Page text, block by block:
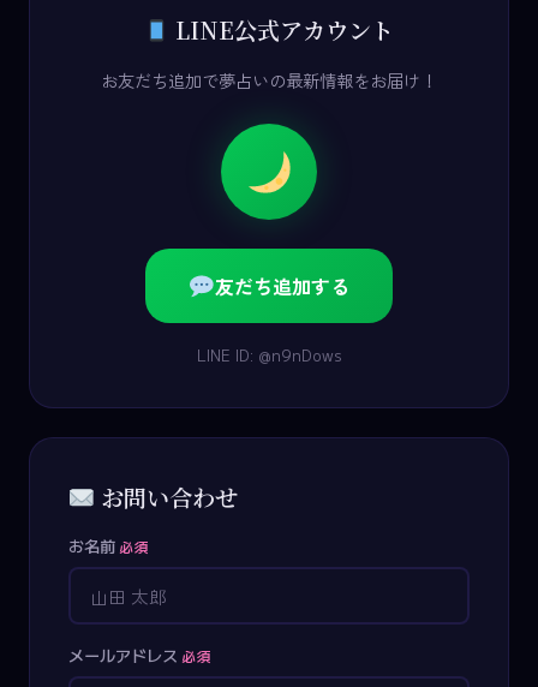
LINE公式アカウント
お友だち追加で夢占いの最新情報をお届け！
友だち追加する
LINE ID: @n9nDows
お問い合わせ
お名前 必須
メールアドレス 必須